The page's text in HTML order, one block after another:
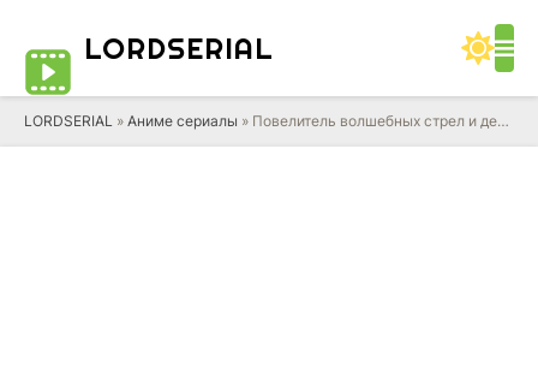
LORDSERIAL
LORDSERIAL » Аниме сериалы » Повелитель волшебных стрел и девы войны